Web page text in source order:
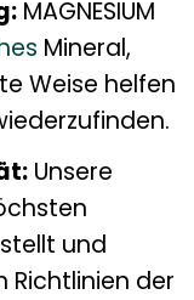
MAGNESIUM
Mineral,
Weise helfen
Unsere
und
der